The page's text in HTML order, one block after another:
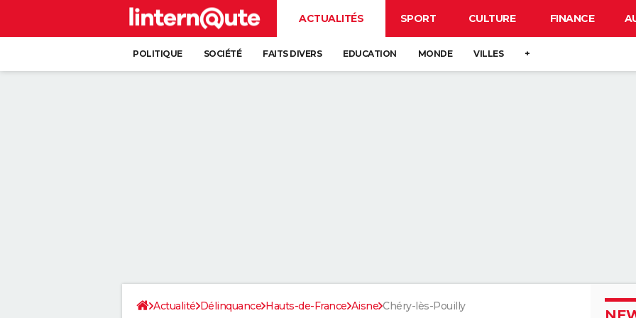
ACTUALITÉS SPORT CULTURE FINANCE
POLITIQUE SOCIÉTÉ FAITS DIVERS EDUCATION MONDE VILLES +
Actualité Délinquance Hauts-de-France Aisne Chéry-lès-Pouilly